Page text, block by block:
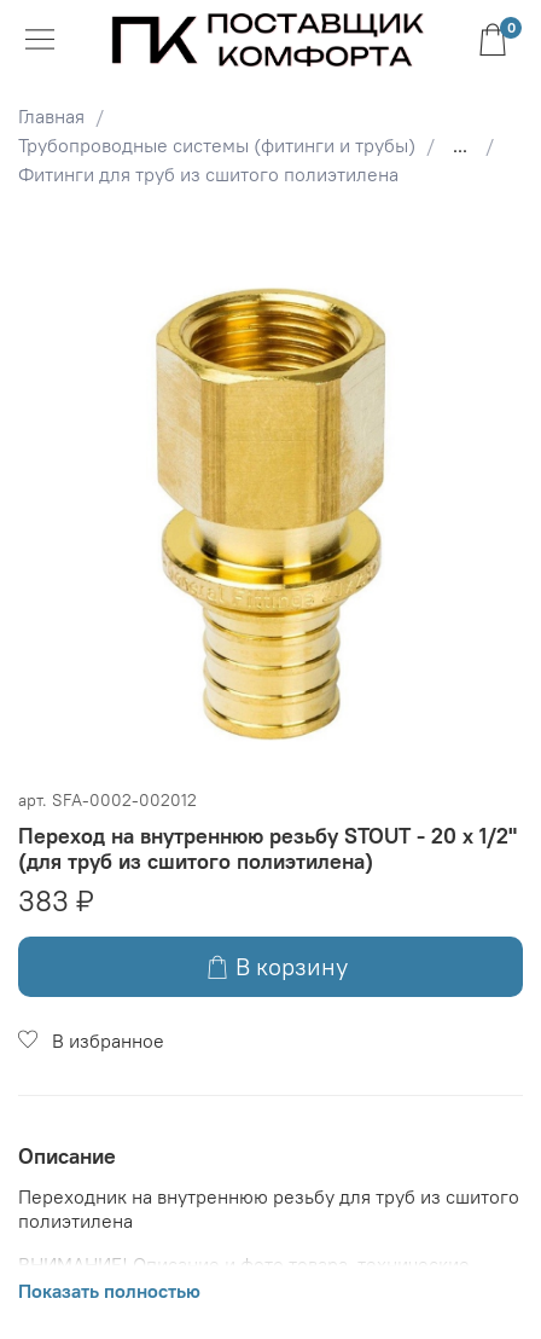
0
Главная
Трубопроводные системы (фитинги и трубы)
...
Фитинги для труб из сшитого полиэтилена
арт. SFA-0002-002012
Переход на внутреннюю резьбу STOUT - 20 x 1/2"
(для труб из сшитого полиэтилена)
383 ₽
В корзину
В избранное
Описание
Переходник на внутреннюю резьбу для труб из сшитого
полиэтилена
ВНИМАНИЕ! Описание и фото товара, технические
характеристики, информация о комплекте поставки,
Показать полностью